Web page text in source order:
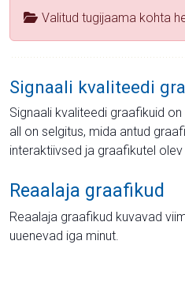
Valitud tugijaama kohta
Signaali kvaliteedi
Signaali kvaliteedi graafikuid
all on selgitus, mida antud
interaktiivsed ja graafikutel
Reaalaja graafikud
Reaalaja graafikud kuvavad
uuenevad iga minut.